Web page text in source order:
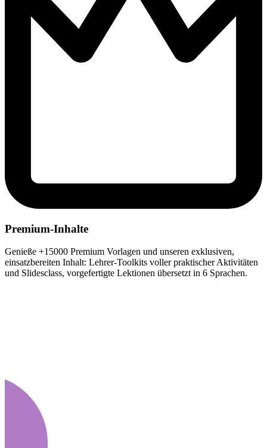
Premium-Inhalte
Genieße +15000 Premium Vorlagen und unseren exklusiven,
einsatzbereiten Inhalt: Lehrer-Toolkits voller praktischer Aktivitäten
und Slidesclass, vorgefertigte Lektionen übersetzt in 6 Sprachen.